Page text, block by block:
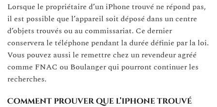
Lorsque le propriétaire d’un iPhone trouvé ne répond pas,
il est possible que l’appareil soit déposé dans un centre
d’objets trouvés ou au commissariat. Ce dernier
conservera le téléphone pendant la durée définie par la loi.
Vous pouvez aussi le remettre chez un revendeur agréé
comme FNAC ou Boulanger qui pourront continuer les
recherches.
Comment prouver que l’iPhone trouvé